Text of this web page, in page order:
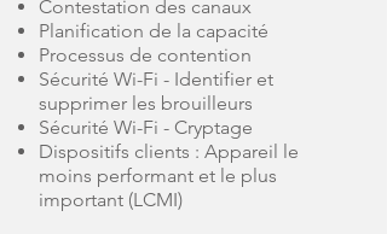
Contestation des canaux
Planification de la capacité
Processus de contention
Sécurité Wi-Fi - Identifier et
supprimer les brouilleurs
Sécurité Wi-Fi - Cryptage
Dispositifs clients : Appareil le
moins performant et le plus
important (LCMI)